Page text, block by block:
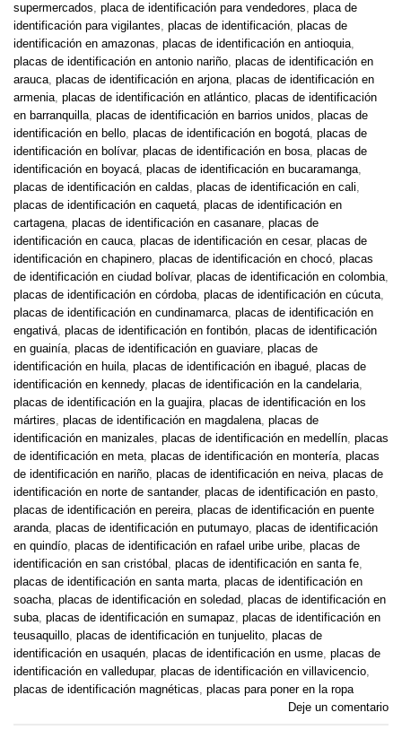
supermercados, placa de identificación para vendedores, placa de
identificación para vigilantes, placas de identificación, placas de
identificación en amazonas, placas de identificación en antioquia,
placas de identificación en antonio nariño, placas de identificación en
arauca, placas de identificación en arjona, placas de identificación en
armenia, placas de identificación en atlántico, placas de identificación
en barranquilla, placas de identificación en barrios unidos, placas de
identificación en bello, placas de identificación en bogotá, placas de
identificación en bolívar, placas de identificación en bosa, placas de
identificación en boyacá, placas de identificación en bucaramanga,
placas de identificación en caldas, placas de identificación en cali,
placas de identificación en caquetá, placas de identificación en
cartagena, placas de identificación en casanare, placas de
identificación en cauca, placas de identificación en cesar, placas de
identificación en chapinero, placas de identificación en chocó, placas
de identificación en ciudad bolívar, placas de identificación en colombia,
placas de identificación en córdoba, placas de identificación en cúcuta,
placas de identificación en cundinamarca, placas de identificación en
engativá, placas de identificación en fontibón, placas de identificación
en guainía, placas de identificación en guaviare, placas de
identificación en huila, placas de identificación en ibagué, placas de
identificación en kennedy, placas de identificación en la candelaria,
placas de identificación en la guajira, placas de identificación en los
mártires, placas de identificación en magdalena, placas de
identificación en manizales, placas de identificación en medellín, placas
de identificación en meta, placas de identificación en montería, placas
de identificación en nariño, placas de identificación en neiva, placas de
identificación en norte de santander, placas de identificación en pasto,
placas de identificación en pereira, placas de identificación en puente
aranda, placas de identificación en putumayo, placas de identificación
en quindío, placas de identificación en rafael uribe uribe, placas de
identificación en san cristóbal , placas de identificación en santa fe,
placas de identificación en santa marta, placas de identificación en
soacha, placas de identificación en soledad, placas de identificación en
suba, placas de identificación en sumapaz, placas de identificación en
teusaquillo, placas de identificación en tunjuelito, placas de
identificación en usaquén, placas de identificación en usme, placas de
identificación en valledupar, placas de identificación en villavicencio,
placas de identificación magnéticas, placas para poner en la ropa
Deje un comentario